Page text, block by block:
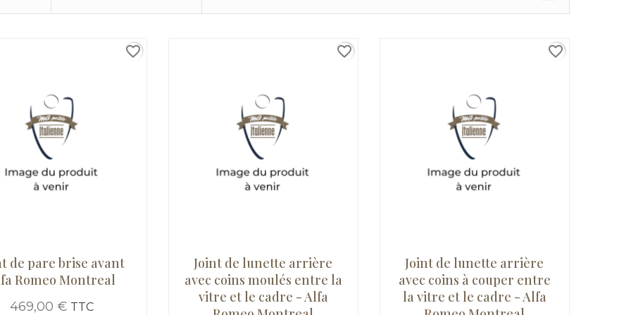
de pare brise avant
Romeo Montreal
469,00 € TTC
favorite_border
Joint de lunette arrière
avec coins moulés entre la
vitre et le cadre - Alfa
favorite_border
Joint de lunette arrière
avec coins à couper entre
la vitre et le cadre - Alfa
favorite_border